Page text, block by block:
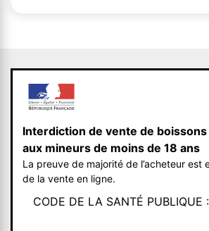
Interdiction de vente de
aux mineurs de moins de 18 ans
La preuve de majorité de l’acheteur est
de la vente en ligne.
CODE DE LA SANTÉ PUBLIQUE